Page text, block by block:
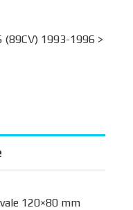
(89CV) 1993-1996 >
120×80 mm